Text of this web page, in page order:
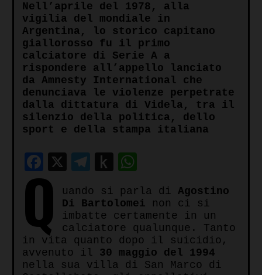
Nell’aprile del 1978, alla
vigilia del mondiale in
Argentina, lo storico capitano
giallorosso fu il primo
calciatore di Serie A a
rispondere all’appello lanciato
da Amnesty International che
denunciava le violenze perpetrate
dalla dittatura di Videla, tra il
silenzio della politica, dello
sport e della stampa italiana
Facebook
X Telegram
Push
Kindle
Q uando si parla di Agostino
Di Bartolomei non ci si
imbatte certamente in un
calciatore qualunque. Tanto
in vita quanto dopo il suicidio,
avvenuto il 30 maggio del 1994
nella sua villa di San Marco di